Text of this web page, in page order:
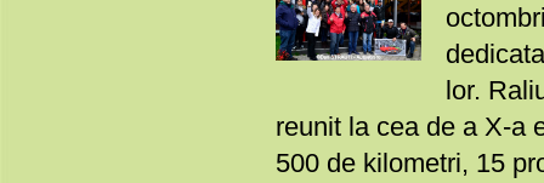
lor.
reunit la cea de a X-a
500 de kilometri, 15